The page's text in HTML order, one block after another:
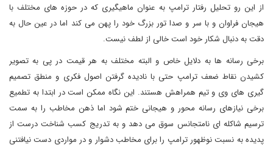
از این رو تحلیل رفتار ترامپ به عنوان ماهیگیری که در حوزه های مختلف با
هیجان فراوان و با سر و صدا تور بزرگ خود را پهن می کند اما در عین حال به
دقت به دنبال شکار خود است خالی از لطف نیست.
برخی رسانه ها به دلایل خاص و البته مختلف به هر قیمت در پی به تصویر
کشیدن نقاط ضعف ترامپ حتی با نادیده گرفتن اصول فکری و منطق تصمیم
گیری های وی و تیم همراهش هستند. این نگاه ممکن است در ابتدا به تطمیع
برخی نیازهای رسانه محور و هیجانی ختم شود اما ذهن مخاطب را به سمت
ترسیم شاکله ای نامتجانس سوق می دهد و به تدریج کسب شناخت درست از
پدیده به نسبت نوظهور ترامپ را برای مخاطب دشوار و در مواردی دست نیافتنی